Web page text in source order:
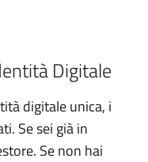
Digitale
digitale unica, i
Se sei già in
Se non hai